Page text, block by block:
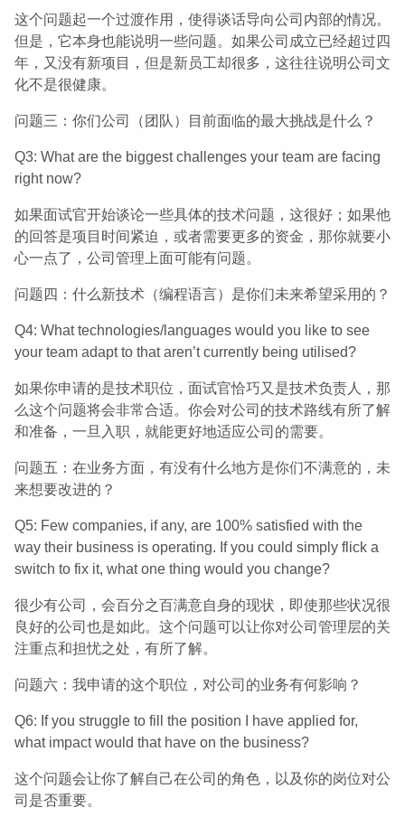
这个问题起一个过渡作用，使得谈话导向公司内部的情况。
但是，它本身也能说明一些问题。如果公司成立已经超过四
年，又没有新项目，但是新员工却很多，这往往说明公司文
化不是很健康。
问题三：你们公司（团队）目前面临的最大挑战是什么？
Q3: What are the biggest challenges your team are facing
right now?
如果面试官开始谈论一些具体的技术问题，这很好；如果他
的回答是项目时间紧迫，或者需要更多的资金，那你就要小
心一点了，公司管理上面可能有问题。
问题四：什么新技术（编程语言）是你们未来希望采用的？
Q4: What technologies/languages would you like to see
your team adapt to that aren’t currently being utilised?
如果你申请的是技术职位，面试官恰巧又是技术负责人，那
么这个问题将会非常合适。你会对公司的技术路线有所了解
和准备，一旦入职，就能更好地适应公司的需要。
问题五：在业务方面，有没有什么地方是你们不满意的，未
来想要改进的？
Q5: Few companies, if any, are 100% satisfied with the
way their business is operating. If you could simply flick a
switch to fix it, what one thing would you change?
很少有公司，会百分之百满意自身的现状，即使那些状况很
良好的公司也是如此。这个问题可以让你对公司管理层的关
注重点和担忧之处，有所了解。
问题六：我申请的这个职位，对公司的业务有何影响？
Q6: If you struggle to fill the position I have applied for,
what impact would that have on the business?
这个问题会让你了解自己在公司的角色，以及你的岗位对公
司是否重要。